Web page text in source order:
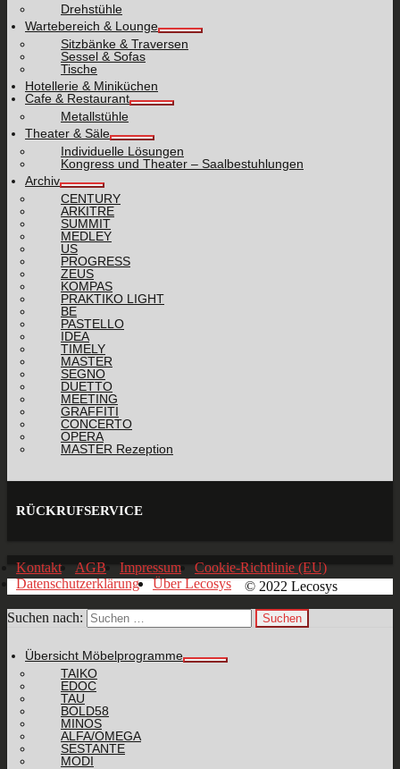
Drehstühle
Wartebereich & Lounge
Sitzbänke & Traversen
Sessel & Sofas
Tische
Hotellerie & Miniküchen
Cafe & Restaurant
Metallstühle
Theater & Säle
Individuelle Lösungen
Kongress und Theater – Saalbestuhlungen
Archiv
CENTURY
ARKITRE
SUMMIT
MEDLEY
US
PROGRESS
ZEUS
KOMPAS
PRAKTIKO LIGHT
BE
PASTELLO
IDEA
TIMELY
MASTER
SEGNO
DUETTO
MEETING
GRAFFITI
CONCERTO
OPERA
MASTER Rezeption
RÜCKRUFSERVICE
Kontakt AGB Impressum
Cookie-Richtlinie (EU)
Datenschutzerklärung
Über Lecosys © 2022 Lecosys
Suchen nach:
Übersicht Möbelprogramme
TAIKO
EDOC
TAU
BOLD58
MINOS
ALFA/OMEGA
SESTANTE
MODI